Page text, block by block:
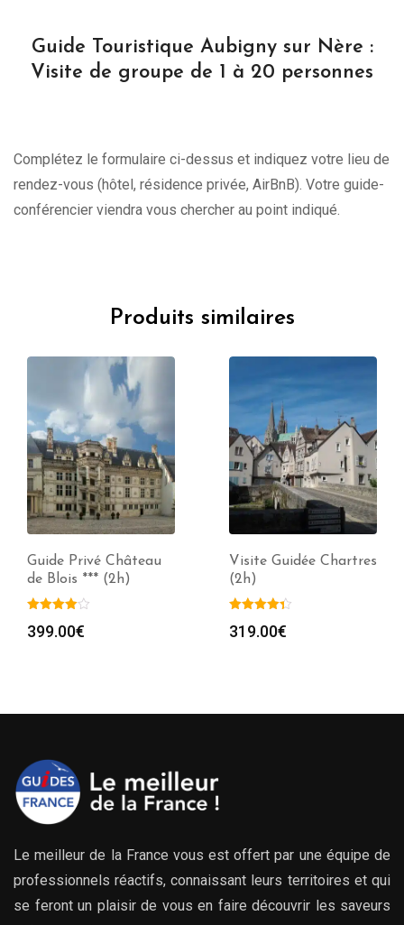
Guide Touristique Aubigny sur Nère :
Visite de groupe de 1 à 20 personnes
Complétez le formulaire ci-dessus et indiquez votre lieu de
rendez-vous (hôtel, résidence privée, AirBnB). Votre guide-
conférencier viendra vous chercher au point indiqué.
Produits similaires
Guide Privé Château
de Blois *** (2h)
399.00€
Visite Guidée Chartres
(2h)
319.00€
Le meilleur de la France vous est offert par une équipe de
professionnels réactifs, connaissant leurs territoires et qui
se feront un plaisir de vous en faire découvrir les saveurs